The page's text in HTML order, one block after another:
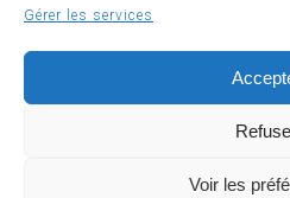
Gérer les services
Voir les
Copyright © 2026 Société